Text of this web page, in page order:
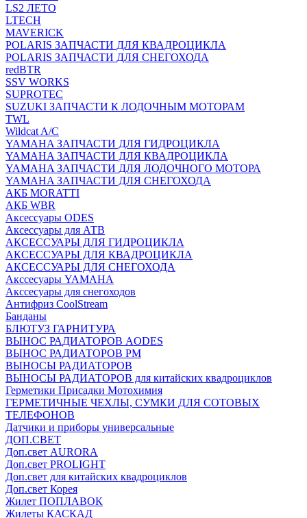
LS2 ЛЕТО
LTECH
MAVERICK
POLARIS ЗАПЧАСТИ ДЛЯ КВАДРОЦИКЛА
POLARIS ЗАПЧАСТИ ДЛЯ СНЕГОХОДА
redBTR
SSV WORKS
SUPROTEC
SUZUKI ЗАПЧАСТИ К ЛОДОЧНЫМ МОТОРАМ
TWL
Wildcat A/C
YAMAHA ЗАПЧАСТИ ДЛЯ ГИДРОЦИКЛА
YAMAHA ЗАПЧАСТИ ДЛЯ КВАДРОЦИКЛА
YAMAHA ЗАПЧАСТИ ДЛЯ ЛОДОЧНОГО МОТОРА
YAMAHA ЗАПЧАСТИ ДЛЯ СНЕГОХОДА
АКБ MORATTI
АКБ WBR
Аксессуары ODES
Аксессуары для АТВ
АКСЕССУАРЫ ДЛЯ ГИДРОЦИКЛА
АКСЕССУАРЫ ДЛЯ КВАДРОЦИКЛА
АКСЕССУАРЫ ДЛЯ СНЕГОХОДА
Акссесуары YAMAHA
Акссесуары для снегоходов
Антифриз CoolStream
Банданы
БЛЮТУЗ ГАРНИТУРА
ВЫНОС РАДИАТОРОВ AODES
ВЫНОС РАДИАТОРОВ РМ
ВЫНОСЫ РАДИАТОРОВ
ВЫНОСЫ РАДИАТОРОВ для китайских квадроциклов
Герметики Присадки Мотохимия
ГЕРМЕТИЧНЫЕ ЧЕХЛЫ, СУМКИ ДЛЯ СОТОВЫХ
ТЕЛЕФОНОВ
Датчики и приборы универсальные
ДОП.СВЕТ
Доп.свет AURORA
Доп.свет PROLIGHT
Доп.свет для китайских квадроциклов
Доп.свет Корея
Жилет ПОПЛАВОК
Жилеты КАСКАД